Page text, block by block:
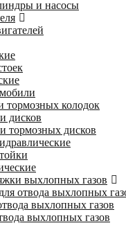
и насосы
тормозных колодок
дисков
тормозных дисков
выхлопных газов
отвода выхлопных
выхлопных газов
выхлопных газов